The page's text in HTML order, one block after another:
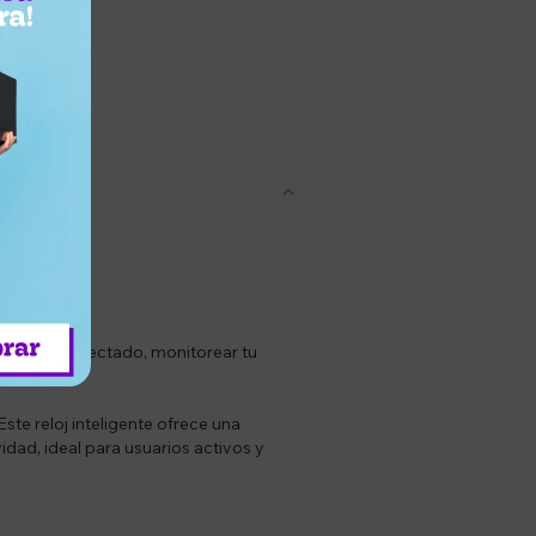
estar conectado, monitorear tu
reloj inteligente ofrece una
ideal para usuarios activos y